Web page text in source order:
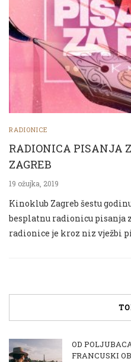
RADIONICE
RADIONICA PISANJA
ZAGREB
19 ožujka, 2019
Kinoklub Zagreb šestu
besplatnu radionicu pisanja
radionice je kroz niz vježbi
OD
FRANCUSKI